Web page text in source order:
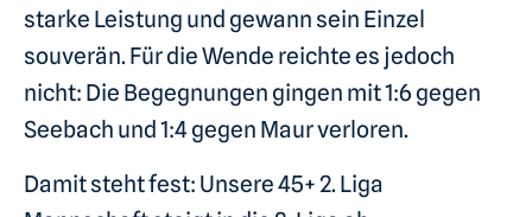
starke Leistung und gewann sein Einzel
souverän. Für die Wende reichte es jedoch
nicht: Die Begegnungen gingen mit 1:6 gegen
Seebach und 1:4 gegen Maur verloren.
Damit steht fest: Unsere 45+ 2. Liga